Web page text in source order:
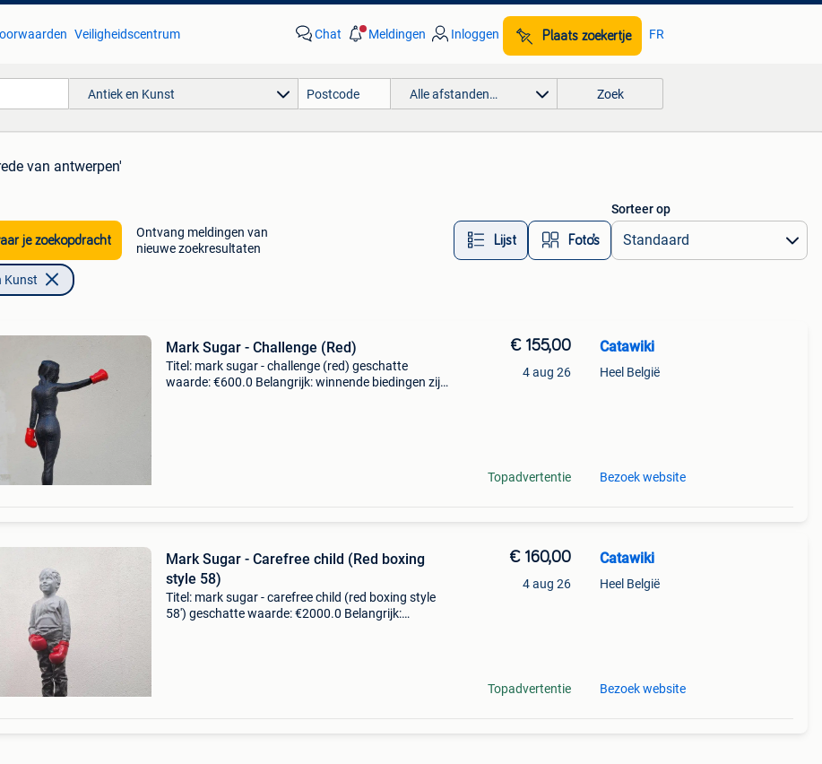
Veiligheidscentrum Chat Meldingen Inloggen Plaats zoekertje FR
Antiek en Kunst Alle afstanden… Zoek
van antwerpen'
je zoekopdracht
Ontvang meldingen van
nieuwe zoekresultaten
Lijst Foto’s
Sorteer op
Kunst
Mark Sugar - Challenge (Red)
Titel: mark sugar - challenge (red) geschatte
waarde: €600.0 Belangrijk: winnende biedingen zijn
€ 155,00
4 aug 26
Topadvertentie
Catawiki
Heel België
Bezoek website
Mark Sugar - Carefree child (Red boxing
style 58)
Titel: mark sugar - carefree child (red boxing style
58') geschatte waarde: €2000.0 Belangrijk:
€ 160,00
4 aug 26
Topadvertentie
Catawiki
Heel België
Bezoek website